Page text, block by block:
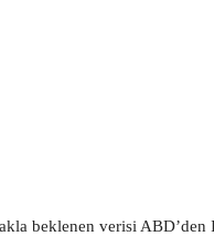
beklenen verisi ABD’den